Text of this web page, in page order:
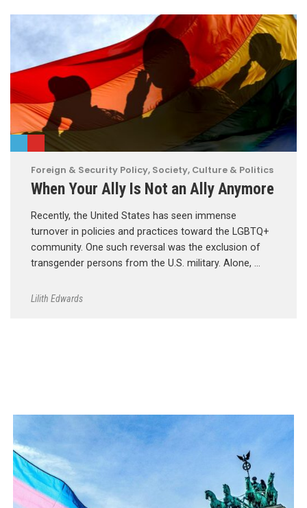
Foreign & Security Policy, Society, Culture & Politics
When Your Ally Is Not an Ally Anymore
Recently, the United States has seen immense
turnover in policies and practices toward the LGBTQ+
community. One such reversal was the exclusion of
transgender persons from the U.S. military. Alone, …
Lilith Edwards